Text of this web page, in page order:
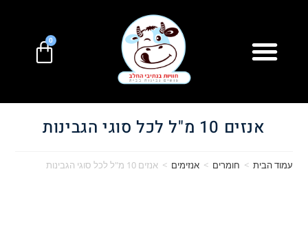
0
אנזים 10 מ"ל לכל סוגי הגבינות
עמוד הבית > חומרים > אנזימים > אנזים 10 מ"ל לכל סוגי הגבינות